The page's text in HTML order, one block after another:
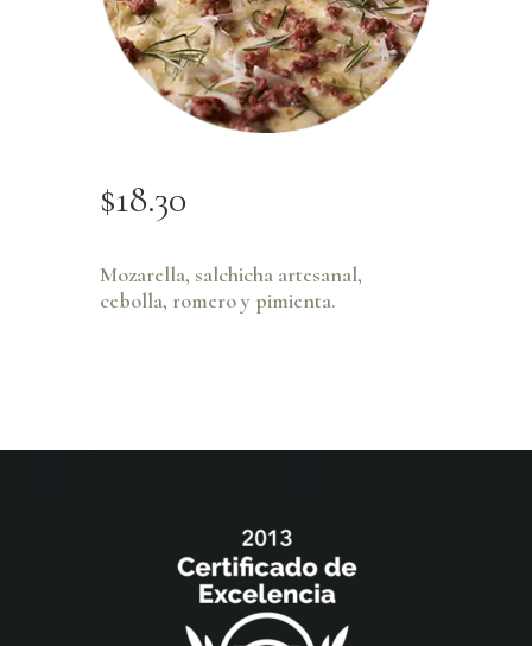
$18.30
Mozarella, salchicha artesanal,
cebolla, romero y pimienta.